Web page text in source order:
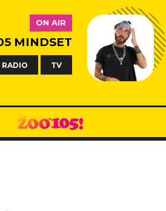
ON AIR
MINDSET
RADIO TV